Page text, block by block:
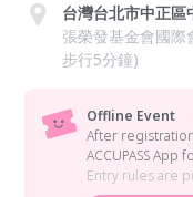
台灣台北市中正區
張榮發基金會國
步行5分鐘)
Offline Event
After
ACCUPASS App
Entry rules are